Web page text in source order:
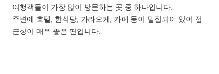
여행객들이 가장 많이 방문하는 곳 중 하나입니다.
주변에 호텔, 한식당, 가라오케, 카페 등이 밀집되어 있어 접
근성이 매우 좋은 편입니다.